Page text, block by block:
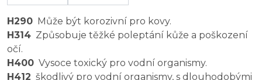
H290 Může být korozivní pro kovy.
H314 Způsobuje těžké poleptání kůže a poškození
očí.
H400 Vysoce toxický pro vodní organismy.
H412 škodlivý pro vodní organismy, s dlouhodobými